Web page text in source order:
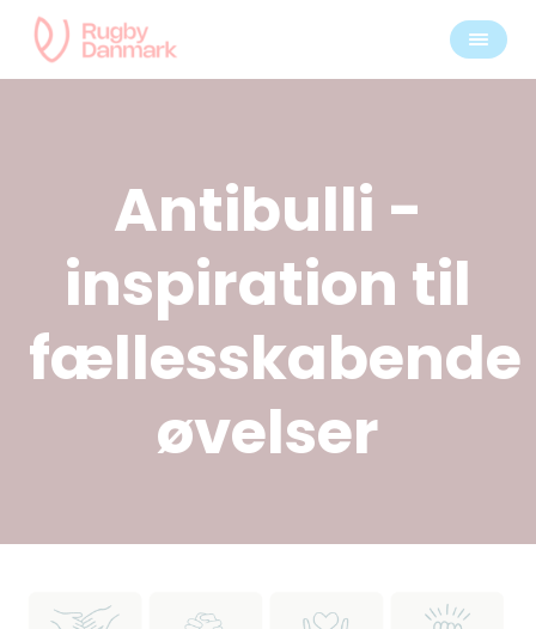
Antibulli -
inspiration til
fællesskabende
øvelser